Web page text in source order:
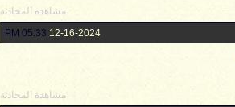
مشاهدة المحادثة
12-16-2024
05:33 PM
مشاهدة المحادثة